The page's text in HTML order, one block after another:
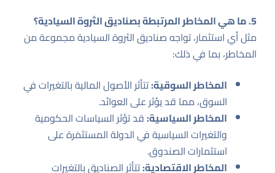
5. ما هي المخاطر المرتبطة بصناديق الثروة السيادية؟
مثل أي استثمار، تواجه صناديق الثروة السيادية مجموعة من
المخاطر، بما في ذلك:
المخاطر السوقية:تتأثر الأصول المالية بالتغيرات في
السوق، مما قد يؤثر على العوائد.
المخاطر السياسية:قد تؤثر السياسات الحكومية
والتغيرات السياسية في الدولة المستثمَرة على
استثمارات الصندوق.
المخاطر الاقتصادية:تتأثر الصناديق بالتغيرات